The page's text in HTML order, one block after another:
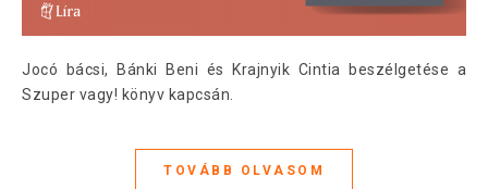
Jocó bácsi, Bánki Beni és Krajnyik Cintia beszélgetése a
Szuper vagy! könyv kapcsán.
TOVÁBB OLVASOM